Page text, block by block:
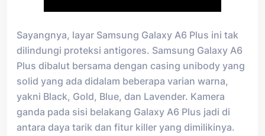
Sayangnya, layar Samsung Galaxy A6 Plus ini tak
dilindungi proteksi antigores. Samsung Galaxy A6
Plus dibalut bersama dengan casing unibody yang
solid yang ada didalam beberapa varian warna,
yakni Black, Gold, Blue, dan Lavender. Kamera
ganda pada sisi belakang Galaxy A6 Plus jadi di
antara daya tarik dan fitur killer yang dimilikinya.